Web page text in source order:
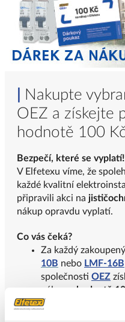
Nakupte
OEZ a získejte
hodnotě 100
Bezpečí, které se vyplatí!
V Elfetexu víme, že
každé kvalitní
připravili akci na
nákup opravdu vyplatí.
Co vás čeká?
Za každý
10B nebo LMF-16B
společnosti OEZ
nákup
v hodnotě